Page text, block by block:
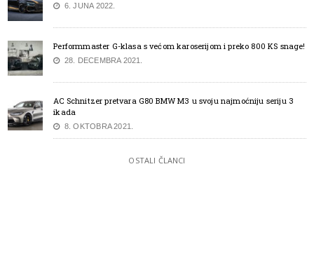
6. JUNA 2022.
Performmaster G-klasa s većom karoserijom i preko 800 KS snage!
28. DECEMBRA 2021.
AC Schnitzer pretvara G80 BMW M3 u svoju najmoćniju seriju 3
ikada
8. OKTOBRA 2021.
OSTALI ČLANCI